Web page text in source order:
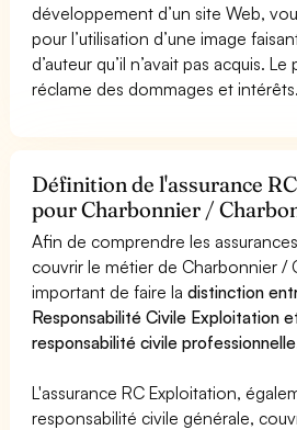
développement d’un site Web,
pour l’utilisation d’une image
d’auteur qu’il n’avait pas acquis.
réclame des dommages et intérêts.
Définition de l'assurance
pour Charbonnier /
Afin de comprendre les
couvrir le métier de Charbonnier /
important de faire ladistinction
Responsabilité Civile Exploitation
responsabilité civile professionnelle
L'assurance RC Exploitation,
responsabilité civile générale,